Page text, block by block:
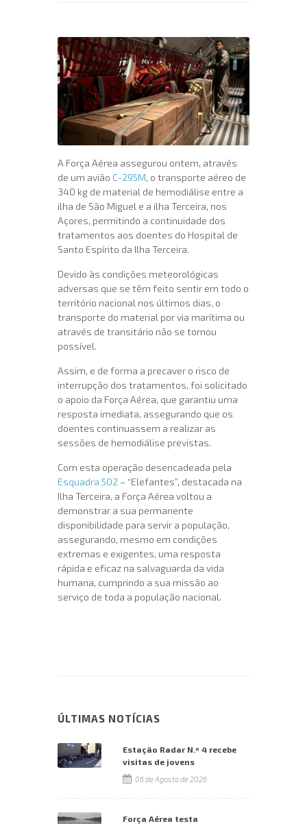
A Força Aérea assegurou ontem, através
de um avião C-295M, o transporte aéreo de
340 kg de material de hemodiálise entre a
ilha de São Miguel e a ilha Terceira, nos
Açores, permitindo a continuidade dos
tratamentos aos doentes do Hospital de
Santo Espírito da Ilha Terceira.
Devido às condições meteorológicas
adversas que se têm feito sentir em todo o
território nacional nos últimos dias, o
transporte do material por via marítima ou
através de transitário não se tornou
possível.
Assim, e de forma a precaver o risco de
interrupção dos tratamentos, foi solicitado
o apoio da Força Aérea, que garantiu uma
resposta imediata, assegurando que os
doentes continuassem a realizar as
sessões de hemodiálise previstas.
Com esta operação desencadeada pela
Esquadra 502 – “Elefantes”, destacada na
Ilha Terceira, a Força Aérea voltou a
demonstrar a sua permanente
disponibilidade para servir a população,
assegurando, mesmo em condições
extremas e exigentes, uma resposta
rápida e eficaz na salvaguarda da vida
humana, cumprindo a sua missão ao
serviço de toda a população nacional.
ÚLTIMAS NOTÍCIAS
Estação Radar N.º 4 recebe
visitas de jovens
06 de Agosto de 2026
Força Aérea testa